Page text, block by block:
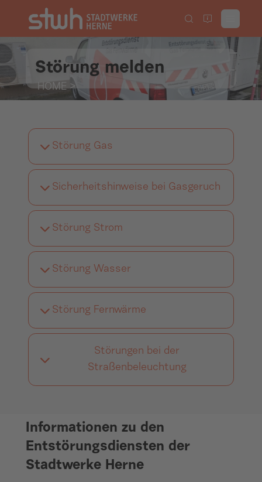
Störung melden
HOME>
Störung Gas
Sicherheitshinweise bei Gasgeruch
Störung Strom
Störung Wasser
Störung Fernwärme
Störungen bei der
Straßenbeleuchtung
Informationen zu den
Entstörungsdiensten der
Stadtwerke Herne